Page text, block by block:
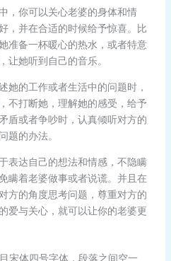
，你可以关心老婆的身体和情
，并在合适的时候给予惊喜。比
准备一杯暖心的热水，或者特意
让她听到自己的音乐。
她的工作或者生活中的问题时，
不打断她，理解她的感受，给予
盾或者争吵时，认真倾听对方的
题的办法。
表达自己的想法和情感，不隐瞒
瞒着老婆做事或者说谎。并且在
方的角度思考问题，尊重对方的
爱与关心，就可以让你的老婆更
宋体四号字体，段落之间空一